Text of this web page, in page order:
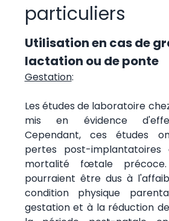
particuliers
Utilisation en cas de
lactation ou de ponte
Gestation:
Les études de laboratoire
mis en évidence
Cependant, ces études
pertes post-
mortalité fœtale
pourraient être dus à
condition physique
gestation et à la réduction